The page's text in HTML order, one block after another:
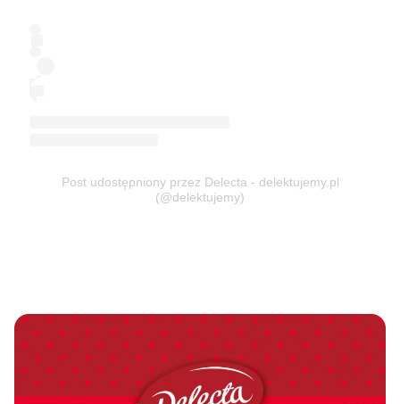
Post udostępniony przez Delecta - delektujemy.pl
(@delektujemy)